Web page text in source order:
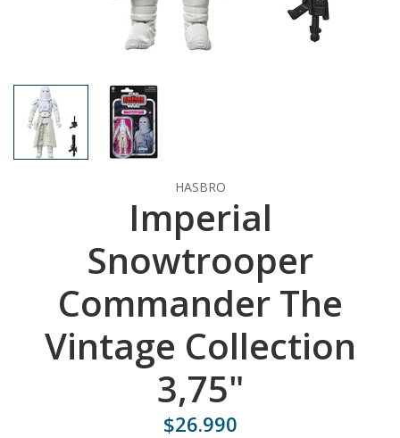
HASBRO
Imperial
Snowtrooper
Commander The
Vintage Collection
3,75"
$26.990